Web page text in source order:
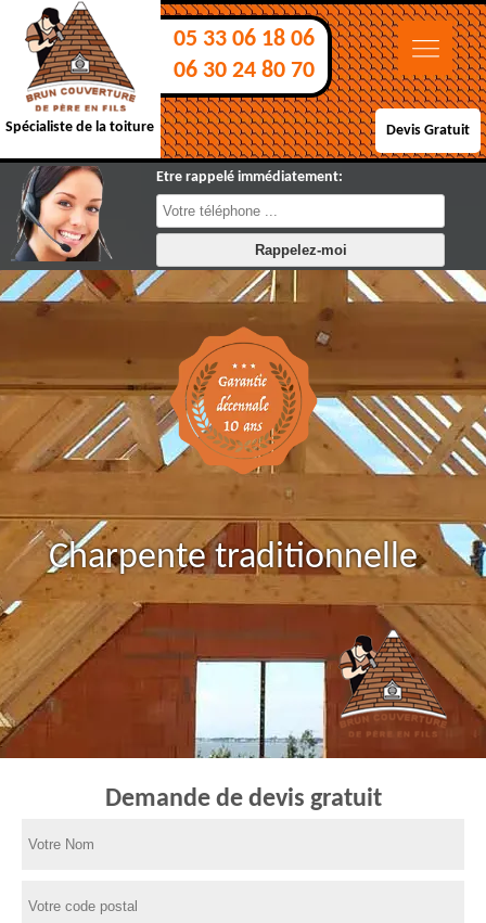
Spécialiste de la toiture
05 33 06 18 06
06 30 24 80 70
Devis Gratuit
Etre rappelé immédiatement:
Charpente traditionnelle
Demande de devis gratuit